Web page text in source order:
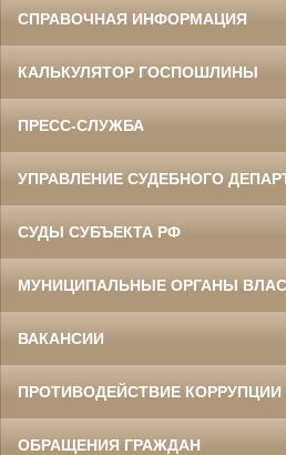
СПРАВОЧНАЯ ИНФОРМАЦИЯ
КАЛЬКУЛЯТОР ГОСПОШЛИНЫ
ПРЕСС-СЛУЖБА
УПРАВЛЕНИЕ СУДЕБНОГО
СУДЫ СУБЪЕКТА РФ
МУНИЦИПАЛЬНЫЕ ОРГАНЫ
ВАКАНСИИ
ПРОТИВОДЕЙСТВИЕ КОРРУПЦИИ
ОБРАЩЕНИЯ ГРАЖДАН